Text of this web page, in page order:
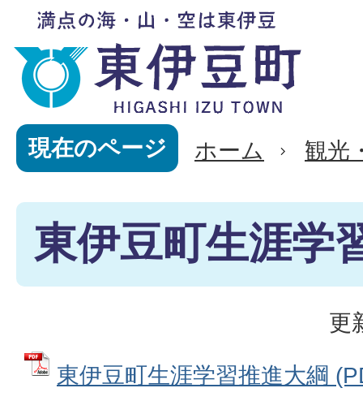
現在のページ ホーム 観光
東伊豆町生涯学
更
東伊豆町生涯学習推進大綱